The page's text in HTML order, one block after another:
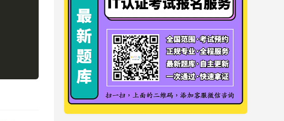
正确的是?( )多选
QUESTION 7
FusionCompute当前支持磁盘配置以下哪些
配置模式?( )多选
QUESTION 8
CloudFabric中，以下哪些允许融合部署?( )
多选
QUESTION 9